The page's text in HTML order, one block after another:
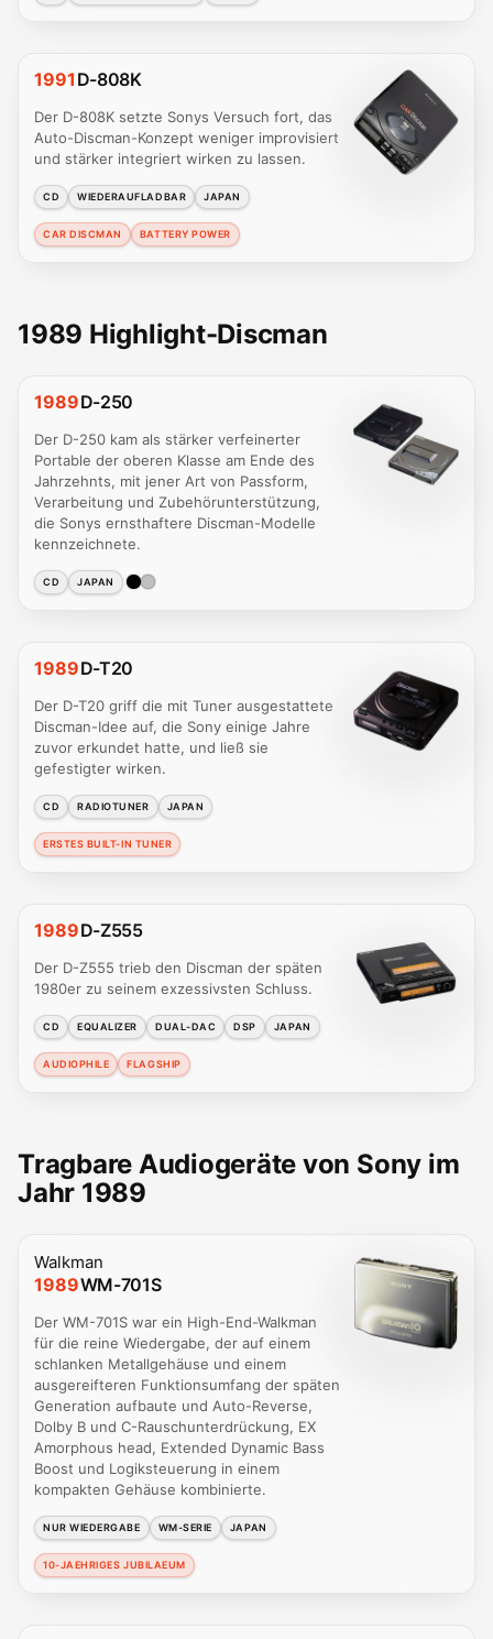
1991 D-808K
Der D-808K setzte Sonys Versuch fort, das
Auto-Discman-Konzept weniger improvisiert
und stärker integriert wirken zu lassen.
CD WIEDERAUFLADBAR JAPAN
CAR DISCMAN BATTERY POWER
1989 Highlight-Discman
1989D-250
Der D-250 kam als stärker verfeinerter
Portable der oberen Klasse am Ende des
Jahrzehnts, mit jener Art von Passform,
Verarbeitung und Zubehörunterstützung,
die Sonys ernsthaftere Discman-Modelle
kennzeichnete.
CD JAPAN
1989D-T20
Der D-T20 griff die mit Tuner ausgestattete
Discman-Idee auf, die Sony einige Jahre
zuvor erkundet hatte, und ließ sie
gefestigter wirken.
CD RADIOTUNER JAPAN
ERSTES BUILT-IN TUNER
1989D-Z555
Der D-Z555 trieb den Discman der späten
1980er zu seinem exzessivsten Schluss.
CD EQUALIZER DUAL-DAC DSP JAPAN
AUDIOPHILE FLAGSHIP
Tragbare Audiogeräte von Sony im
Jahr 1989
Walkman
1989WM-701S
Der WM-701S war ein High-End-Walkman
für die reine Wiedergabe, der auf einem
schlanken Metallgehäuse und einem
ausgereifteren Funktionsumfang der späten
Generation aufbaute und Auto-Reverse,
Dolby B und C-Rauschunterdrückung, EX
Amorphous head, Extended Dynamic Bass
Boost und Logiksteuerung in einem
kompakten Gehäuse kombinierte.
NUR WIEDERGABE WM-SERIE JAPAN
10-JAEHRIGES JUBILAEUM